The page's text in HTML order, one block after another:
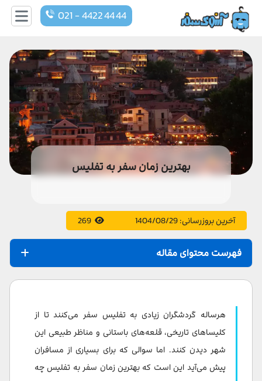
021 - 4422 44 44
بهترین زمان سفر به تفلیس
آخرین بروزرسانی:1404/08/29
فهرست محتوای مقاله
مارس (اواسط اسفند تا اواسط فروردین)
مه (اواسط اردیبهشت تا اواسط خرداد)
سفر به تفلیس در تابستان (فصل اوج)
هرساله گردشگران زیادی به تفلیس سفر می‌کنند تا از
کلیساهای تاریخی، قلعه‌های باستانی و مناظر طبیعی این
شهر دیدن کنند. اما سوالی که برای بسیاری از مسافران
پیش می‌آید این است که بهترین زمان سفر به تفلیس چه